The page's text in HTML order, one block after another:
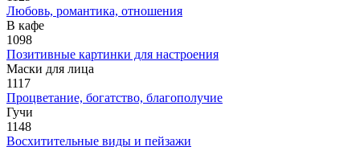
Любовь, романтика, отношения
В кафе
1098
Позитивные картинки для настроения
Маски для лица
1117
Процветание, богатство, благополучие
Гучи
1148
Восхитительные виды и пейзажи